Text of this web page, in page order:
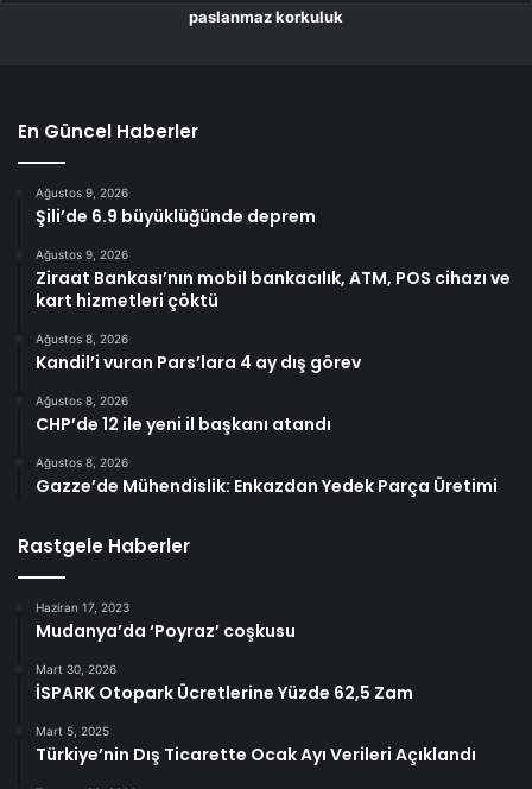
paslanmaz korkuluk
En Güncel Haberler
Ağustos 9, 2026
Şili’de 6.9 büyüklüğünde deprem
Ağustos 9, 2026
Ziraat Bankası’nın mobil bankacılık, ATM, POS cihazı ve
kart hizmetleri çöktü
Ağustos 8, 2026
Kandil’i vuran Pars’lara 4 ay dış görev
Ağustos 8, 2026
CHP’de 12 ile yeni il başkanı atandı
Ağustos 8, 2026
Gazze’de Mühendislik: Enkazdan Yedek Parça Üretimi
Rastgele Haberler
Haziran 17, 2023
Mudanya’da ‘Poyraz’ coşkusu
Mart 30, 2026
İSPARK Otopark Ücretlerine Yüzde 62,5 Zam
Mart 5, 2025
Türkiye’nin Dış Ticarette Ocak Ayı Verileri Açıklandı